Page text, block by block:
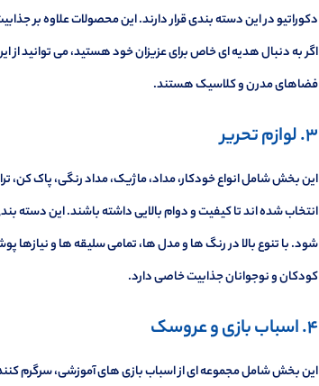
دکوراتیو در این دسته بندی قرار دارند. این محصولات علاوه بر
اگر به دنبال هدیه ای خاص برای عزیزان خود هستید، می توانید
فضاهای مدرن و کلاسیک هستند.
3. لوازم تحریر
این بخش شامل انواع خودکار، مداد، ماژیک، مداد رنگی، پاک
انتخاب شده اند تا کیفیت و دوام بالایی داشته باشند. این دسته
شود. با تنوع بالا در رنگ ها و مدل ها، تمامی سلیقه ها و نیازها
کودکان و نوجوانان جذابیت خاصی دارد.
4. اسباب بازی و عروسک
این بخش شامل مجموعه ای از اسباب بازی های آموزشی، سرگرم